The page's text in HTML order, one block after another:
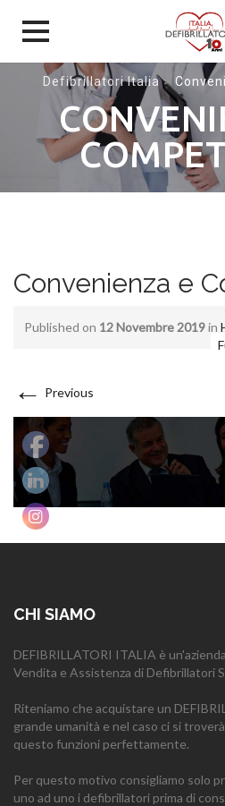
Skip to content
Defibrillatori Italia>
Convenienza e
Published on 12 Novembre 2019in
← Previous
CHI SIAMO
DEFIBRILLATORI ITALIA è
Vendita e Assistenza di Defibrillatori
Riteniamo che acquistare un
grande umanità e nel caso ci si
questo funzioni perfettamente.
Per questo motivo consigliamo solo
uno ad uno i defibrillatori prima di